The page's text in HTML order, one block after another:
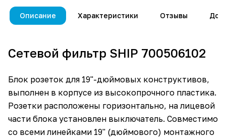
Описание Характеристики Отзывы
Сетевой фильтр SHIP 700506102
Блок розеток для 19"-дюймовых конструктивов,
выполнен в корпусе из высокопрочного пластика.
Розетки расположены горизонтально, на лицевой
части блока установлен выключатель. Совместимо
со всеми линейками 19" (дюймового) монтажного